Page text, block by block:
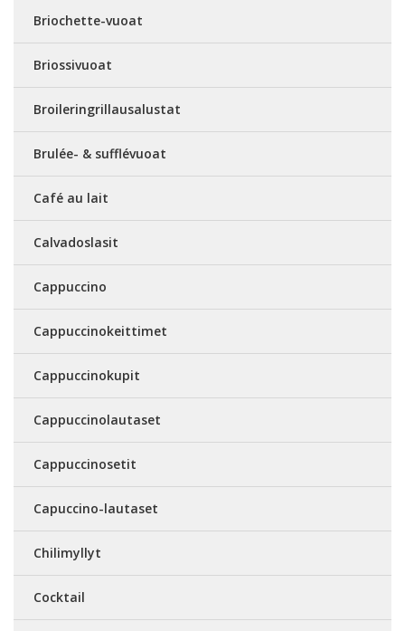
Briochette-vuoat
Briossivuoat
Broileringrillausalustat
Brulée- & sufflévuoat
Café au lait
Calvadoslasit
Cappuccino
Cappuccinokeittimet
Cappuccinokupit
Cappuccinolautaset
Cappuccinosetit
Capuccino-lautaset
Chilimyllyt
Cocktail